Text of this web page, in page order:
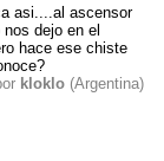
asi....al ascensor
dejo en el
hace ese chiste
kloklo (Argentina)